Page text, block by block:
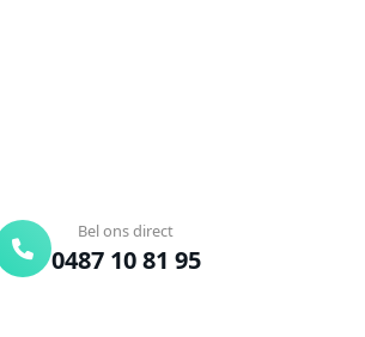
Bel ons direct
0487 10 81 95